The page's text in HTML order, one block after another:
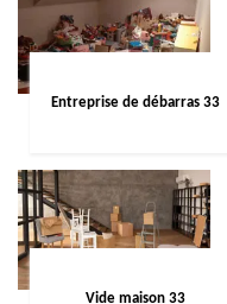
Entreprise de débarras 33
Vide maison 33